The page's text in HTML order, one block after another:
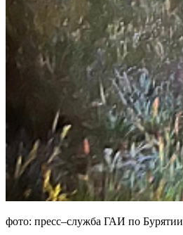
фото: пресс–служба ГАИ по Бурятии